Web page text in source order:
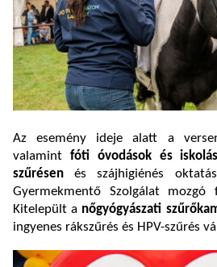
Az esemény ideje alatt a
valamint fóti óvodások és
szűrésenés szájhigiénés
Gyermekmentő Szolgálat mozgó
Kitelepült a nőgyógyászati
ingyenes rákszűrés és HPV-szűrés